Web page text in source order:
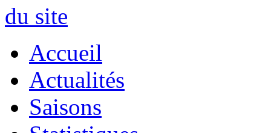
Accueil
Actualités
Saisons